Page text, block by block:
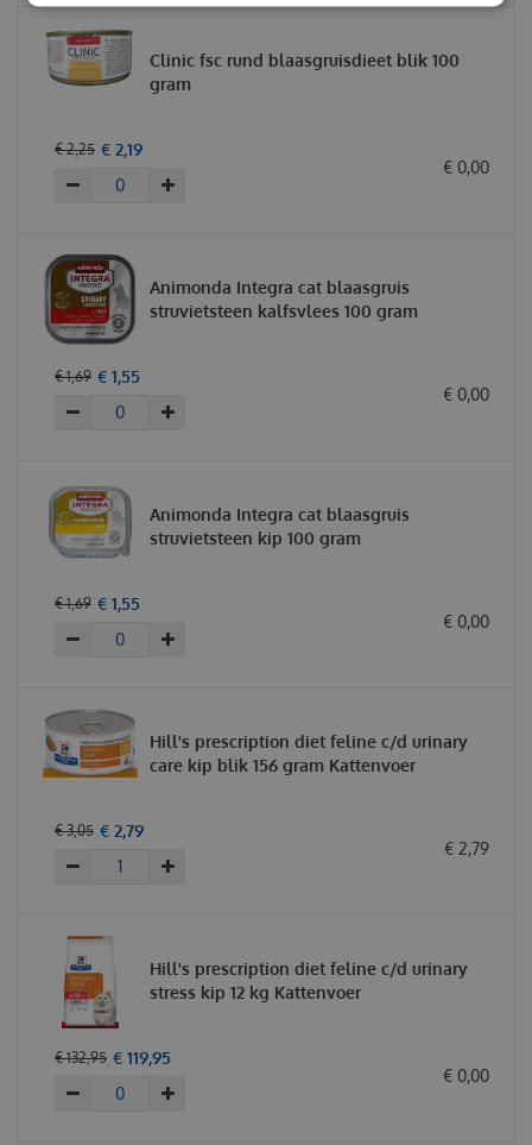
Clinic fsc rund blaasgruisdieet blik 100
gram
€ 2,25 € 2,19
€ 0,00
Animonda Integra cat blaasgruis
struvietsteen kalfsvlees 100 gram
€ 1,69 € 1,55
€ 0,00
Animonda Integra cat blaasgruis
struvietsteen kip 100 gram
€ 1,69 € 1,55
€ 0,00
Hill's prescription diet feline c/d urinary
care kip blik 156 gram Kattenvoer
€ 3,05 € 2,79
€ 2,79
Hill's prescription diet feline c/d urinary
stress kip 12 kg Kattenvoer
€ 132,95 € 119,95
€ 0,00